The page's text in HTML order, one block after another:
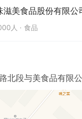
物工程等相关专业本
趣浓厚，具备卓越的
加工技术、化学分
滋美食品股份有限公
人 食品
北段与美食品有限